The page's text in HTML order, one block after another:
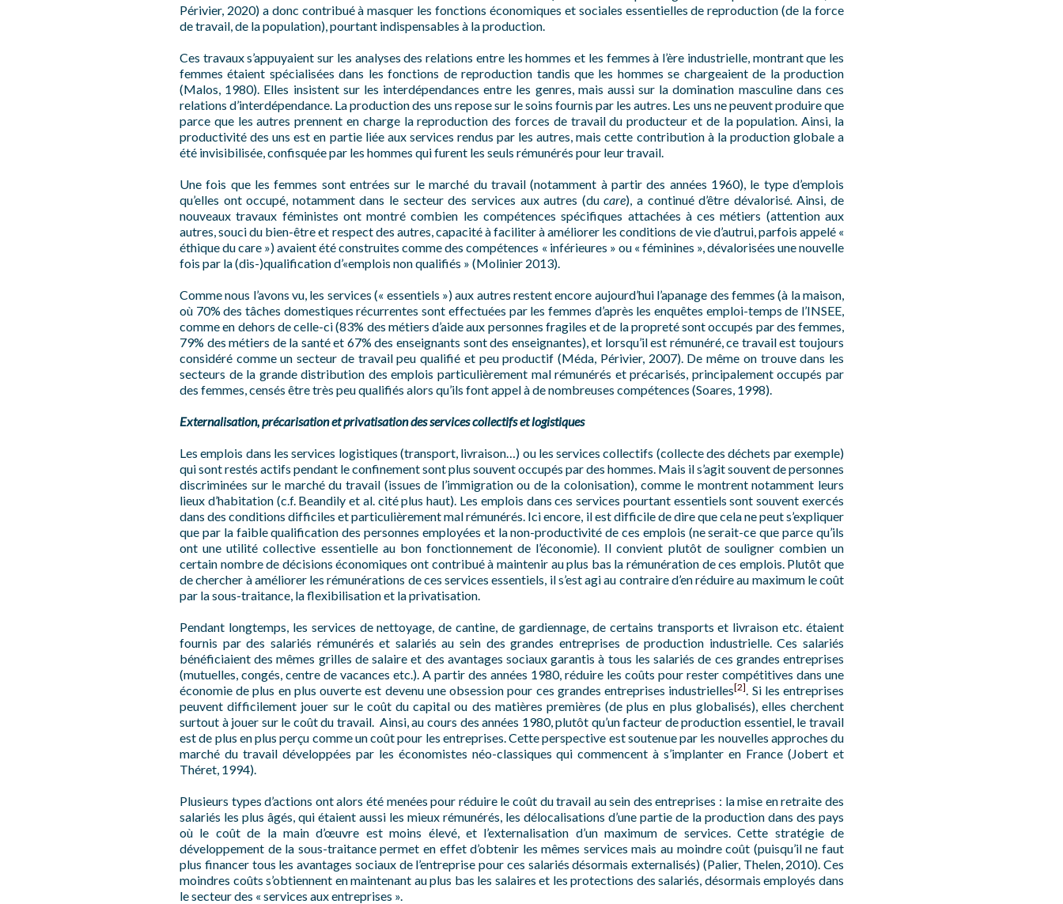
Périvier, 2020) a donc contribué à masquer les fonctions économiques et sociales essentielles de reproduction (de la force
de travail, de la population), pourtant indispensables à la production.
Ces travaux s’appuyaient sur les analyses des relations entre les hommes et les femmes à l’ère industrielle, montrant que les
femmes étaient spécialisées dans les fonctions de reproduction tandis que les hommes se chargeaient de la production
(Malos, 1980). Elles insistent sur les interdépendances entre les genres, mais aussi sur la domination masculine dans ces
relations d’interdépendance. La production des uns repose sur le soins fournis par les autres. Les uns ne peuvent produire que
parce que les autres prennent en charge la reproduction des forces de travail du producteur et de la population. Ainsi, la
productivité des uns est en partie liée aux services rendus par les autres, mais cette contribution à la production globale a
été invisibilisée, confisquée par les hommes qui furent les seuls rémunérés pour leur travail.
Une fois que les femmes sont entrées sur le marché du travail (notamment à partir des années 1960), le type d’emplois
qu’elles ont occupé, notamment dans le secteur des services aux autres (ducare), a continué d’être dévalorisé.Ainsi, de
nouveaux travaux féministes ont montré combien les compétences spécifiques attachées à ces métiers (attention aux
autres, souci du bien-être et respect des autres, capacité à faciliter à améliorer les conditions de vie d’autrui, parfois appelé «
éthique du care ») avaient été construites comme des compétences « inférieures » ou « féminines », dévalorisées une nouvelle
fois par la (dis-)qualification d’«emplois non qualifiés » (Molinier 2013).
Comme nous l’avons vu, les services (« essentiels ») aux autres restent encore aujourd’hui l’apanage des femmes (à la maison,
où 70% des tâches domestiques récurrentes sont effectuées par les femmes d’après les enquêtes emploi-temps de l’INSEE,
comme en dehors de celle-ci (83% des métiers d’aide aux personnes fragiles et de la propreté sont occupés par des femmes,
79% des métiers de la santé et 67% des enseignants sont des enseignantes), et lorsqu’il est rémunéré, ce travail est toujours
considéré comme un secteur de travail peu qualifié et peu productif (Méda, Périvier, 2007). De même on trouve dans les
secteurs de la grande distribution des emplois particulièrement mal rémunérés et précarisés, principalement occupés par
des femmes, censés être très peu qualifiés alors qu’ils font appel à de nombreuses compétences (Soares, 1998).
Externalisation, précarisation et privatisation des services collectifs et logistiques
Les emplois dans les services logistiques (transport, livraison…) ou les services collectifs (collecte des déchets par exemple)
qui sont restés actifs pendant le confinement sont plus souvent occupés par des hommes. Mais il s’agit souvent de personnes
discriminées sur le marché du travail (issues de l’immigration ou de la colonisation), comme le montrent notamment leurs
lieux d’habitation (c.f. Beandily et al. cité plus haut). Les emplois dans ces services pourtant essentiels sont souvent exercés
dans des conditions difficiles et particulièrement mal rémunérés. Ici encore, il est difficile de dire que cela ne peut s’expliquer
que par la faible qualification des personnes employées et la non-productivité de ces emplois (ne serait-ce que parce qu’ils
ont une utilité collective essentielle au bon fonctionnement de l’économie). Il convient plutôt de souligner combien un
certain nombre de décisions économiques ont contribué à maintenir au plus bas la rémunération de ces emplois. Plutôt que
de chercher à améliorer les rémunérations de ces services essentiels, il s’est agi au contraire d’en réduire au maximum le coût
par la sous-traitance, la flexibilisation et la privatisation.
Pendant longtemps, les services de nettoyage, de cantine, de gardiennage, de certains transports et livraison etc. étaient
fournis par des salariés rémunérés et salariés au sein des grandes entreprises de production industrielle. Ces salariés
bénéficiaient des mêmes grilles de salaire et des avantages sociaux garantis à tous les salariés de ces grandes entreprises
(mutuelles, congés, centre de vacances etc.). A partir des années 1980, réduire les coûts pour rester compétitives dans une
économie de plus en plus ouverte est devenu une obsession pour ces grandes entreprises industrielles[2]. Si les entreprises
peuvent difficilement jouer sur le coût du capital ou des matières premières (de plus en plus globalisés), elles cherchent
surtout à jouer sur le coût du travail. Ainsi, au cours des années 1980, plutôt qu’un facteur de production essentiel, le travail
est de plus en plus perçu comme un coût pour les entreprises. Cette perspective est soutenue par les nouvelles approches du
marché du travail développées par les économistes néo-classiques qui commencent à s’implanter en France (Jobert et
Théret, 1994).
Plusieurs types d’actions ont alors été menées pour réduire le coût du travail au sein des entreprises : la mise en retraite des
salariés les plus âgés, qui étaient aussi les mieux rémunérés, les délocalisations d’une partie de la production dans des pays
où le coût de la main d’œuvre est moins élevé, et l’externalisation d’un maximum de services. Cette stratégie de
développement de la sous-traitance permet en effet d’obtenir les mêmes services mais au moindre coût (puisqu’il ne faut
plus financer tous les avantages sociaux de l’entreprise pour ces salariés désormais externalisés) (Palier, Thelen, 2010). Ces
moindres coûts s’obtiennent en maintenant au plus bas les salaires et les protections des salariés, désormais employés dans
le secteur des « services aux entreprises ».